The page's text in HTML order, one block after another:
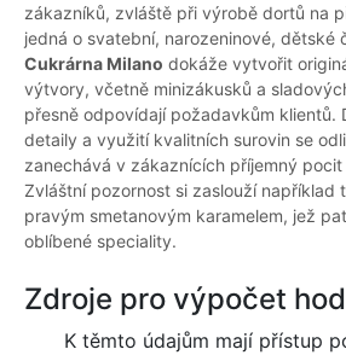
zákazníků, zvláště při výrobě dortů na
jedná o svatební, narozeninové, dětské
Cukrárna Milano dokáže vytvořit
výtvory, včetně minizákusků a
přesně odpovídají požadavkům klientů.
detaily a využití kvalitních surovin se
zanechává v zákaznících příjemný pocit
Zvláštní pozornost si zaslouží například
pravým smetanovým karamelem, jež
oblíbené speciality.
Zdroje pro výpočet
K těmto údajům mají přístup